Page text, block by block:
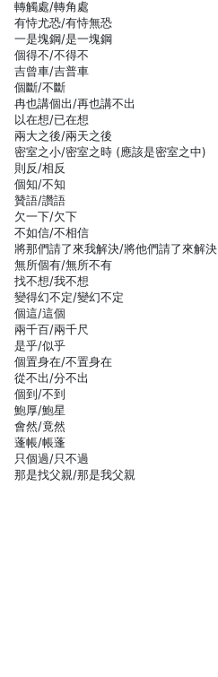
轉觸處/轉角處
有恃尤恐/有恃無恐
一是塊鋼/是一塊鋼
個得不/不得不
吉曾車/吉普車
個斷/不斷
冉也講個出/再也講不出
以在想/已在想
兩大之後/兩天之後
密室之小/密室之時 (應該是密室之中)
則反/相反
個知/不知
贊語/讚語
欠一下/欠下
不如信/不相信
將那們請了來我解決/將他們請了來解決
無所個有/無所不有
找不想/我不想
變得幻不定/變幻不定
個這/這個
兩千百/兩千尺
是乎/似乎
個置身在/不置身在
從不出/分不出
個到/不到
鮑厚/鮑星
會然/竟然
蓬帳/帳蓬
只個過/只不過
那是找父親/那是我父親